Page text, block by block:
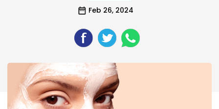
Feb 26, 2024